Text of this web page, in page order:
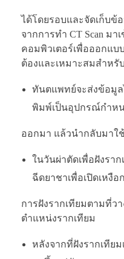
ได้โดยรอบและจัดเก็บข้
จากการทำ CT Scan มา
คอมพิวเตอร์เพื่อออกแบ
ต้องและเหมาะสมสำห
ทันตแพทย์จะส่งข้อมู
พิมพ์เป็นอุปกรณ์กำห
ออกมา แล้วนำกลับมาใ
ในวันผ่าตัดเพื่อฝังรา
ฉีดยาชาเพื่อเปิดเหงื
การฝังรากเทียมตามที่
ตำแหน่งรากเทียม
หลังจากที่ฝังรากเทีย